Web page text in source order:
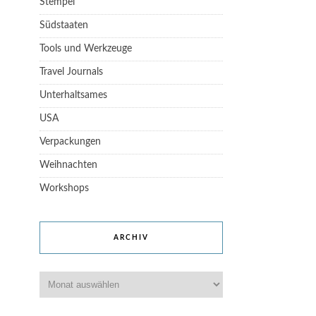
Stempel
Südstaaten
Tools und Werkzeuge
Travel Journals
Unterhaltsames
USA
Verpackungen
Weihnachten
Workshops
ARCHIV